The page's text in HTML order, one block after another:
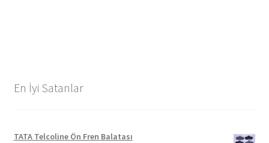
En İyi Satanlar
TATA Telcoline Ön Fren Balatası